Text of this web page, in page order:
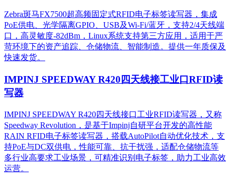
Zebra斑马FX7500超高频固定式RFID电子标签读写器，集成
PoE供电、光学隔离GPIO、USB及Wi-Fi/蓝牙，支持2/4天线端
口，高灵敏度-82dBm，Linux系统支持第三方应用，适用于严
苛环境下的资产追踪、仓储物流、智能制造。提供一年质保及
快速发货。
IMPINJ SPEEDWAY R420四天线接工业口RFID读
写器
IMPINJ SPEEDWAY R420四天线接口工业RFID读写器，又称
Speedway Revolution，是基于Impinj自研平台开发的高性能
RAIN RFID电子标签读写器，搭载AutoPilot自动优化技术，支
持PoE与DC双供电，性能可靠、抗干扰强，适配仓储物流等
多行业高要求工业场景，可精准识别电子标签，助力工业高效
运营。​